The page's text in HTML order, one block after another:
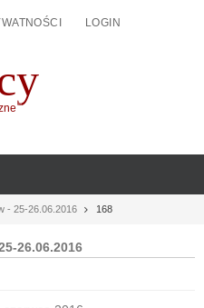
LOGIN
- 25-26.06.2016 168
26.06.2016